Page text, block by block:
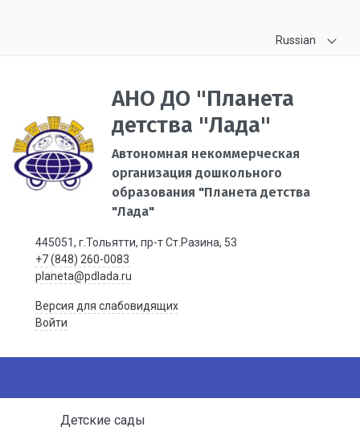
Russian
АНО ДО "Планета
детства "Лада"
Автономная некоммерческая
организация дошкольного
образования "Планета детства
"Лада"
445051, г.Тольятти, пр-т Ст.Разина, 53
+7 (848) 260-0083
planeta@pdlada.ru
Версия для слабовидящих
Войти
Детские сады